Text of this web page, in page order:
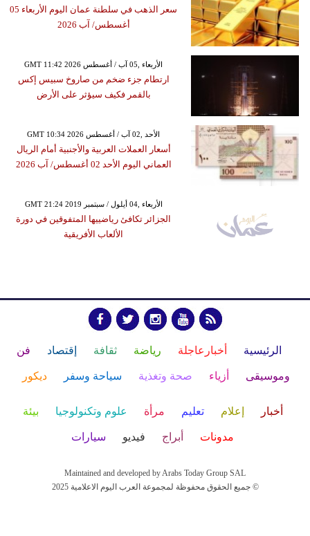
سعر الذهب في سلطنة عمان اليوم الأربعاء 05
أغسطس/ آب 2026
GMT 11:42 2026 الأربعاء ,05 آب / أغسطس
ارتطام جزء ضخم من صاروخ سبيس إكس
بالقمر فكيف سيؤثر على الأرض
GMT 10:34 2026 الأحد ,02 آب / أغسطس
أسعار العملات العربية والأجنبية أمام الريال
العماني اليوم الأحد 02 أغسطس/ آب 2026
GMT 21:24 2019 الأربعاء ,04 أيلول / سبتمبر
الجزائر تكافئ رياضييها المتفوقين في دورة
الألعاب الأفريقية
الرئيسية أخبارعاجلة رياضة ثقافة إقتصاد فن
وموسيقى أزياء صحة وتغذية سياحة وسفر ديكور
أخبار إعلام تعليم مرأة علوم وتكنولوجيا بيئة
مدونات أبراج فيديو سيارات
Maintained and developed by Arabs Today Group SAL
جميع الحقوق محفوظة لمجموعة العرب اليوم الاعلامية 2025 ©